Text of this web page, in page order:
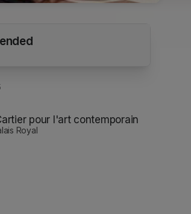
pour l'art contemporain
Royal